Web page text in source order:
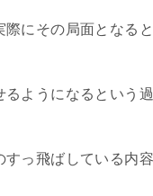
際にその局面となる
るようになるという
すっ飛ばしている内